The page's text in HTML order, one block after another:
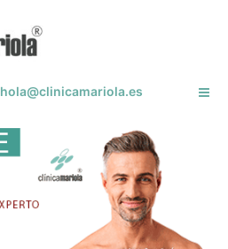
hola@clinicamariola.es